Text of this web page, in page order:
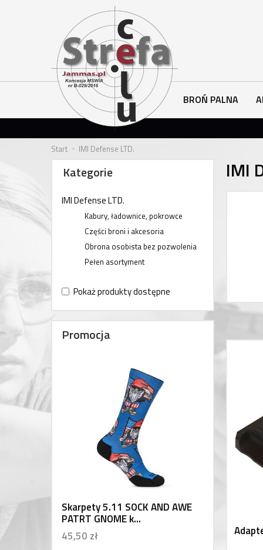
BROŃ PALNA
Start IMI Defense LTD.
IMI
Kategorie
IMI Defense LTD.
Kabury, ładownice, pokrowce
Części broni i akcesoria
Obrona osobista bez pozwolenia
Pełen asortyment
Pokaż produkty dostępne
Promocja
Skarpety 5.11 SOCK AND AWE
PATRT GNOME k...
45,50 zł